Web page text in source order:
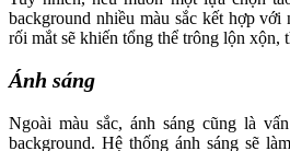
background nhiều màu sắc kết hợp với
rối mắt sẽ khiến tổng thể trông lộn xộn,
Ánh sáng
Ngoài màu sắc, ánh sáng cũng là
background. Hệ thống ánh sáng sẽ